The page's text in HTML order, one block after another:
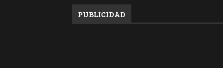
PUBLICIDAD